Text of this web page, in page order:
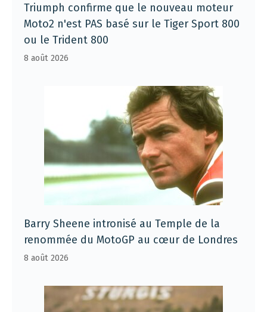
Triumph confirme que le nouveau moteur
Moto2 n'est PAS basé sur le Tiger Sport 800
ou le Trident 800
8 août 2026
Barry Sheene intronisé au Temple de la
renommée du MotoGP au cœur de Londres
8 août 2026